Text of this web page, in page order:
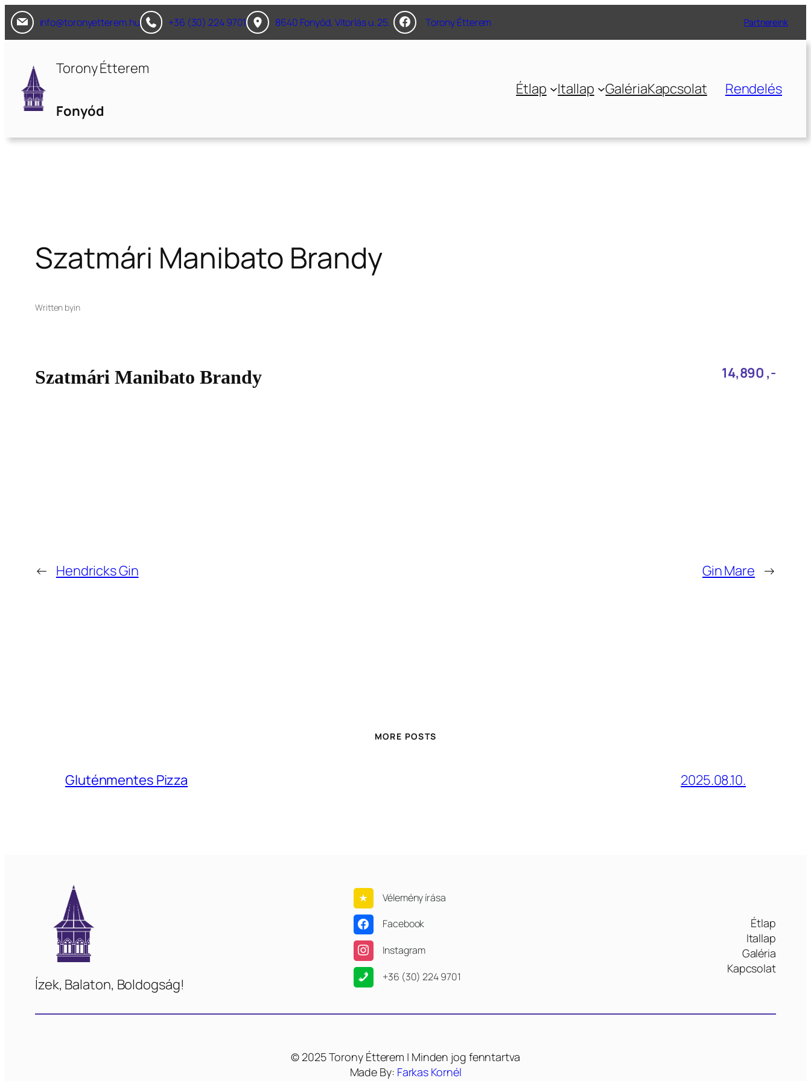
Ugrás
a
info@toronyetterem.hu +36 (30) 224 9701 8640 Fonyód, Vitorlás u. 25. Torony Étterem Partnereink
Torony Étterem
Fonyód
Étlap Itallap GalériaKapcsolat Rendelés
Szatmári Manibato Brandy
Written byin
Szatmári Manibato Brandy 14,890‎ ,-
← Hendricks Gin Gin Mare →
MORE POSTS
Gluténmentes Pizza 2025.08.10.
Ízek, Balaton, Boldogság!
Vélemény írása
Facebook
Instagram
+36 (30) 224 9701
Étlap
Itallap
Galéria
Kapcsolat
© 2025 Torony Étterem | Minden jog fenntartva
Made By: Farkas Kornél